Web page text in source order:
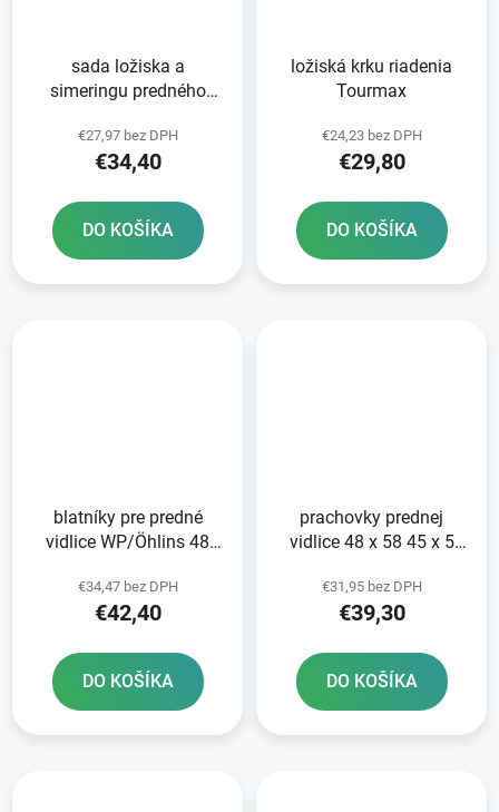
sada ložiska a
simeringu predného
€27,97 bez DPH
€34,40
DO KOŠÍKA
ložiská krku riadenia
Tourmax
€24,23 bez DPH
€29,80
DO KOŠÍKA
blatníky pre predné
vidlice WP/Öhlins 48
vrátane závlačiek
€34,47 bez DPH
€42,40
DO KOŠÍKA
prachovky prednej
vidlice 48 x 58 45 x 5
sada pre 2 tlmiče
€31,95 bez DPH
€39,30
DO KOŠÍKA